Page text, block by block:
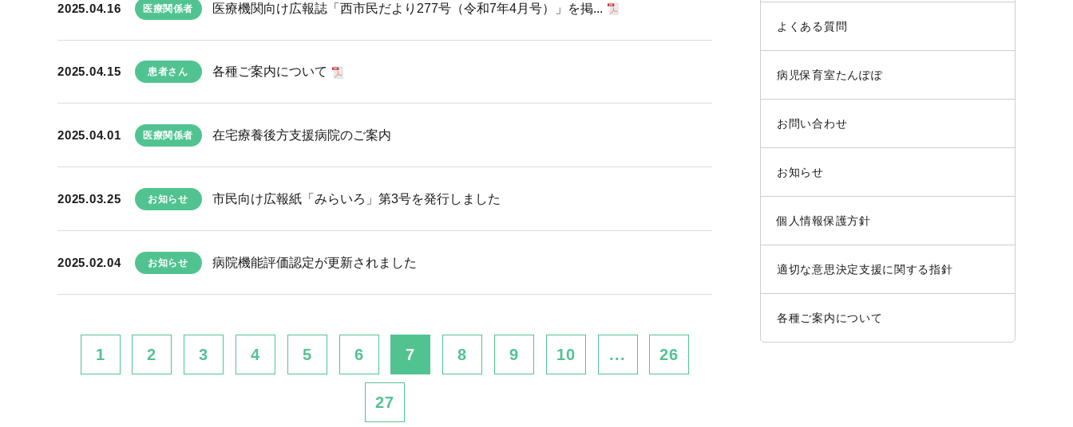
2025.04.16 医療関係者 医療機関向け広報誌「西市民だより277号（令和7年4月号）」を掲...
2025.04.15 患者さん 各種ご案内について
2025.04.01 医療関係者 在宅療養後方支援病院のご案内
2025.03.25 お知らせ 市民向け広報紙「みらいろ」第3号を発行しました
2025.02.04 お知らせ 病院機能評価認定が更新されました
1 2 3 4 5 6 7 8 9 10 ... 26
27
よくある質問
病児保育室たんぽぽ
お問い合わせ
お知らせ
個人情報保護方針
適切な意思決定支援に関する指針
各種ご案内について